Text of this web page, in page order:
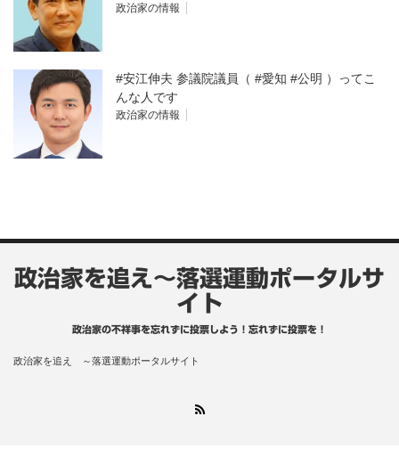
政治家の情報
#安江伸夫 参議院議員（ #愛知 #公明 ）ってこ
んな人です
政治家の情報
政治家を追え～落選運動ポータルサ
イト
政治家の不祥事を忘れずに投票しよう！忘れずに投票を！
政治家を追え ～落選運動ポータルサイト